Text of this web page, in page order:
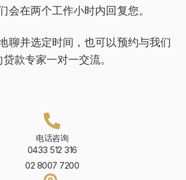
会在两个工作小时内回复您。
聊并选定时间，也可以预约与我们
贷款专家一对一交流。
电话咨询
0433 512 316
02 8007 7200